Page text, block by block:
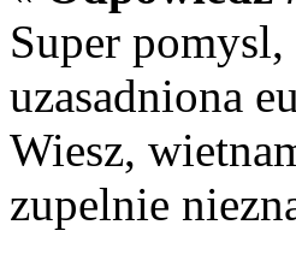
Super
uzasadniona
Wiesz,
zupelnie